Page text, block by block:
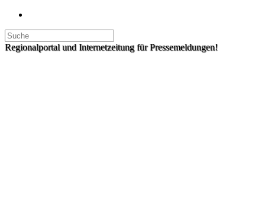
Regionalportal und Internetzeitung für Pressemeldungen!